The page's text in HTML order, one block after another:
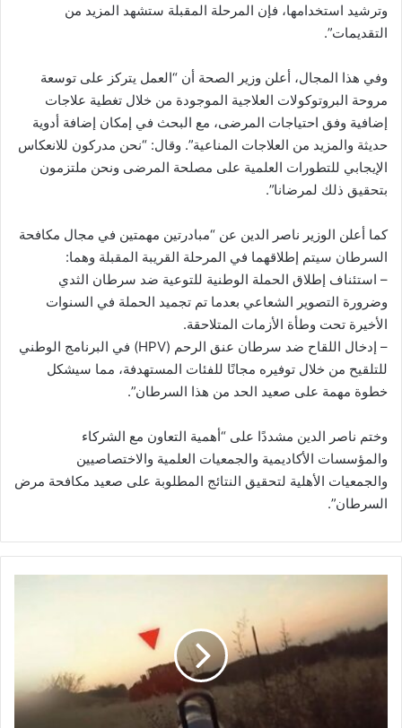
وترشيد استخدامها، فإن المرحلة المقبلة ستشهد المزيد من
التقديمات”.
وفي هذا المجال، أعلن وزير الصحة أن “العمل يتركز على توسعة
مروحة البروتوكولات العلاجية الموجودة من خلال تغطية علاجات
إضافية وفق احتياجات المرضى، مع البحث في إمكان إضافة أدوية
حديثة والمزيد من العلاجات المناعية”. وقال: “نحن مدركون للانعكاس
الإيجابي للتطورات العلمية على مصلحة المرضى ونحن ملتزمون
بتحقيق ذلك لمرضانا”.
كما أعلن الوزير ناصر الدين عن “مبادرتين مهمتين في مجال مكافحة
السرطان سيتم إطلاقهما في المرحلة القريبة المقبلة وهما:
– استئناف إطلاق الحملة الوطنية للتوعية ضد سرطان الثدي
وضرورة التصوير الشعاعي بعدما تم تجميد الحملة في السنوات
الأخيرة تحت وطأة الأزمات المتلاحقة.
– إدخال اللقاح ضد سرطان عنق الرحم (HPV) في البرنامج الوطني
للتلقيح من خلال توفيره مجانًا للفئات المستهدفة، مما سيشكل
خطوة مهمة على صعيد الحد من هذا السرطان”.
وختم ناصر الدين مشددًا على “أهمية التعاون مع الشركاء
والمؤسسات الأكاديمية والجمعيات العلمية والاختصاصيين
والجمعيات الأهلية لتحقيق النتائج المطلوبة على صعيد مكافحة مرض
السرطان”.
ش
ل